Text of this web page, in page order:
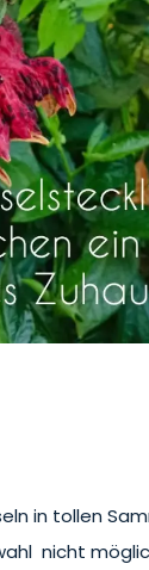
in tollen
nicht